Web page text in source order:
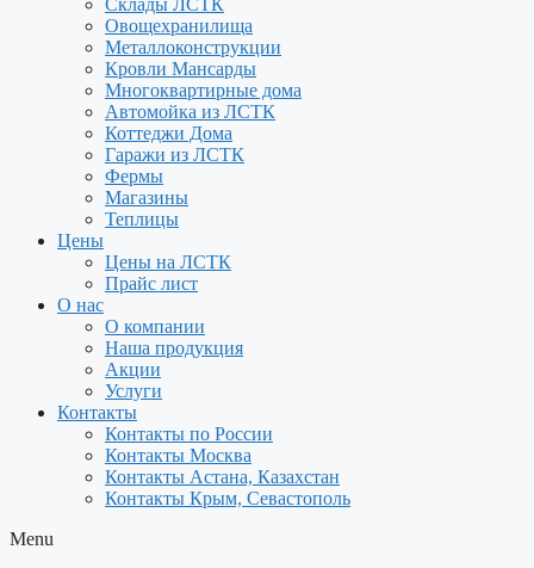
Склады ЛСТК
Овощехранилища
Металлоконструкции
Кровли Мансарды
Многоквартирные дома
Автомойка из ЛСТК
Коттеджи Дома
Гаражи из ЛСТК
Фермы
Магазины
Теплицы
Цены
Цены на ЛСТК
Прайс лист
О нас
О компании
Наша продукция
Акции
Услуги
Контакты
Контакты по России
Контакты Москва
Контакты Астана, Казахстан
Контакты Крым, Севастополь
Menu